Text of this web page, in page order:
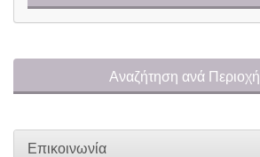
Αναζήτηση ανά Περιοχή
Επικοινωνία